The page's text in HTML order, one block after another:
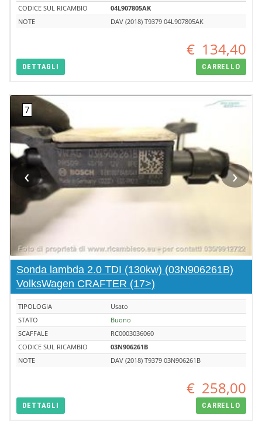
CODICE SUL RICAMBIO
04L907805AK
NOTE
DAV (2018) T9379 04L907805AK
€ 134,40
DETTAGLI CARRELLO
‹ ›
Sonda lambda 2.0 TDI (130kw) (03N906261B)
VolksWagen CRAFTER (17>)
TIPOLOGIA
Usato
STATO
Buono
SCAFFALE
RC0003036060
CODICE SUL RICAMBIO
03N906261B
NOTE
DAV (2018) T9379 03N906261B
€ 258,00
DETTAGLI CARRELLO